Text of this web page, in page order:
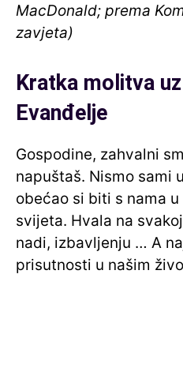
MacDonald; prema
zavjeta)
Kratka molitva
Evanđelje
Gospodine, zahvalni
napuštaš. Nismo sami
obećao si biti s nama
svijeta. Hvala na
nadi, izbavljenju … A
prisutnosti u našim